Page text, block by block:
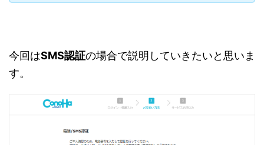
今回はSMS認証の場合で説明していきたいと思いま
す。